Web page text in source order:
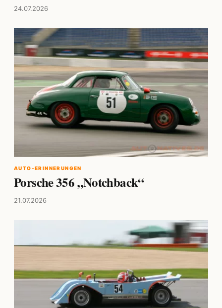
24.07.2026
AUTO-ERINNERUNGEN
Porsche 356 „Notchback“
21.07.2026